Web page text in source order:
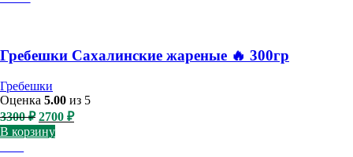
Гребешки Сахалинские жареные 🔥 300гр
Гребешки
Оценка 5.00 из 5
3300₽ Первоначальная
цена
составляла
2700 ₽Текущая
В корзину